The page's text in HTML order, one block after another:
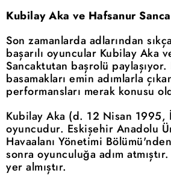
Kubilay Aka ve Hafsanur
Son zamanlarda adlarından
başarılı oyuncular Kubilay Aka
Sancaktutan başrolü paylaşıyor.
basamakları emin adımlarla
performansları merak konusu
Kubilay Aka (d. 12 Nisan 1995,
oyuncudur. Eskişehir Anadolu
Havaalanı Yönetimi
sonra oyunculuğa adım
yer almıştır.